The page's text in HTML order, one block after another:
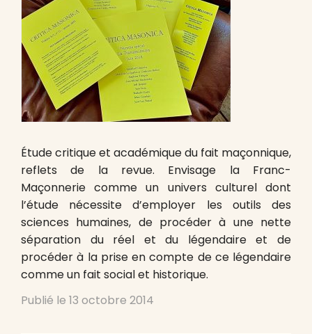
Étude critique et académique du fait maçonnique,
reflets de la revue. Envisage la Franc-
Maçonnerie comme un univers culturel dont
l’étude nécessite d’employer les outils des
sciences humaines, de procéder à une nette
séparation du réel et du légendaire et de
procéder à la prise en compte de ce légendaire
comme un fait social et historique.
Publié le 13 octobre 2014